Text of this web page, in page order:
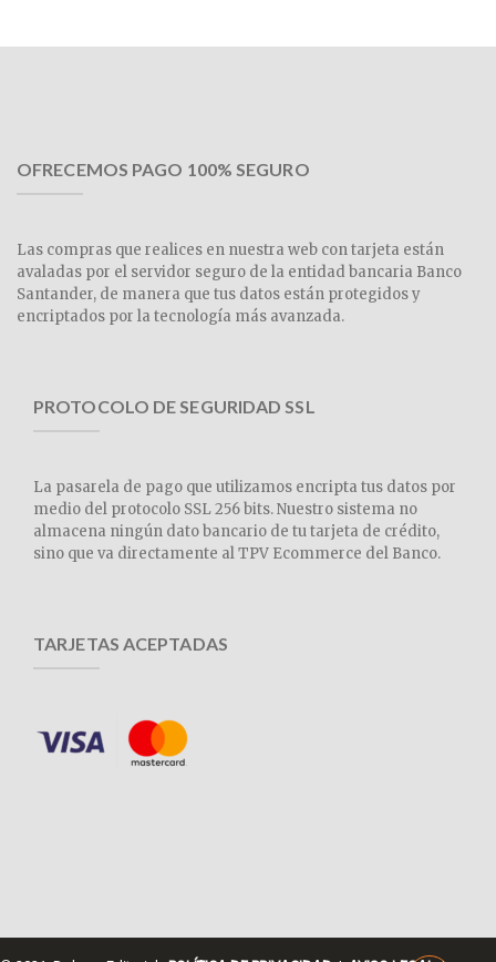
OFRECEMOS PAGO 100% SEGURO
Las compras que realices en nuestra web con tarjeta están
avaladas por el servidor seguro de la entidad bancaria Banco
Santander, de manera que tus datos están protegidos y
encriptados por la tecnología más avanzada.
PROTOCOLO DE SEGURIDAD SSL
La pasarela de pago que utilizamos encripta tus datos por
medio del protocolo SSL 256 bits. Nuestro sistema no
almacena ningún dato bancario de tu tarjeta de crédito,
sino que va directamente al TPV Ecommerce del Banco.
TARJETAS ACEPTADAS